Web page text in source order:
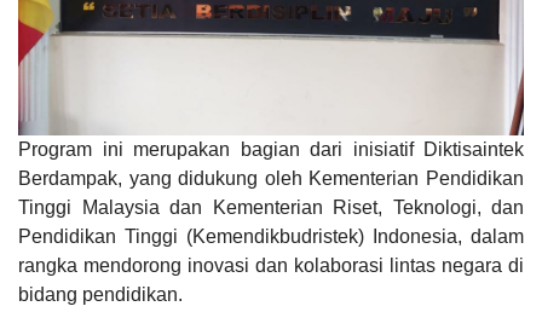
Program ini merupakan bagian dari inisiatif Diktisaintek
Berdampak, yang didukung oleh Kementerian Pendidikan
Tinggi Malaysia dan Kementerian Riset, Teknologi, dan
Pendidikan Tinggi (Kemendikbudristek) Indonesia, dalam
rangka mendorong inovasi dan kolaborasi lintas negara di
bidang pendidikan.